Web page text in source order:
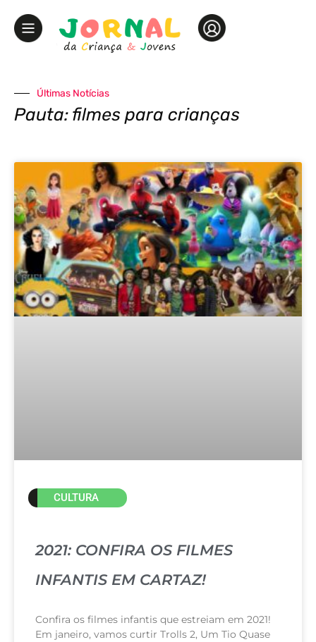
Últimas Notícias
Pauta: filmes para crianças
CULTURA
2021: CONFIRA OS FILMES
INFANTIS EM CARTAZ!
Confira os filmes infantis que estreiam em 2021!
Em janeiro, vamos curtir Trolls 2, Um Tio Quase